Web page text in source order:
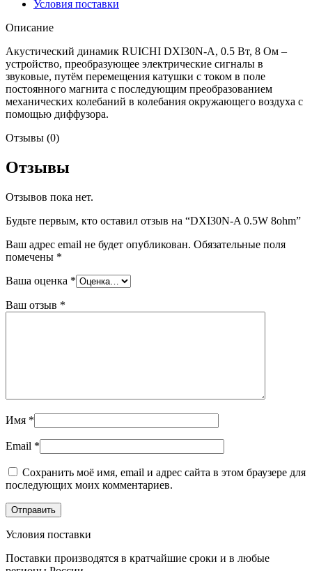
Условия поставки
Описание
Акустический динамик RUICHI DXI30N-A, 0.5 Вт, 8 Ом –
устройство, преобразующее электрические сигналы в
звуковые, путём перемещения катушки с током в поле
постоянного магнита с последующим преобразованием
механических колебаний в колебания окружающего воздуха с
помощью диффузора.
Отзывы (0)
Отзывы
Отзывов пока нет.
Будьте первым, кто оставил отзыв на “DXI30N-A 0.5W 8ohm”
Ваш адрес email не будет опубликован. Обязательные поля
помечены *
Ваша оценка *
Ваш отзыв *
Имя *
Email *
Сохранить моё имя, email и адрес сайта в этом браузере для
последующих моих комментариев.
Условия поставки
Поставки производятся в кратчайшие сроки и в любые